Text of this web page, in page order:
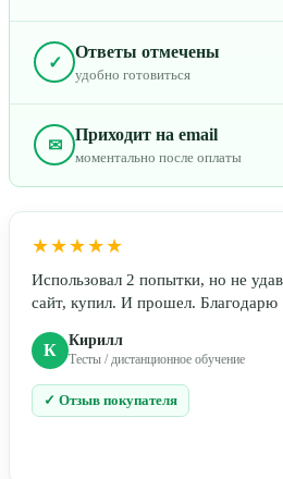
✓
Ответы отмечены
удобно готовиться
✉
Приходит на email
моментально после оплаты
★★★★★
Использовал 2 попытки, но не
сайт, купил. И прошел. Благодарю
К Кирилл
Тесты / дистанционное обучение
✓ Отзыв покупателя